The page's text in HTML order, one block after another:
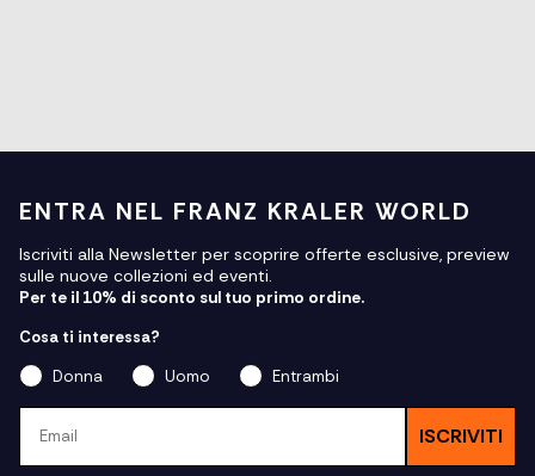
ENTRA NEL FRANZ KRALER WORLD
Iscriviti alla Newsletter per scoprire offerte esclusive, preview
sulle nuove collezioni ed eventi.
Per te il 10% di sconto sul tuo primo ordine.
Cosa ti interessa?
Donna
Uomo
Entrambi
ISCRIVITI